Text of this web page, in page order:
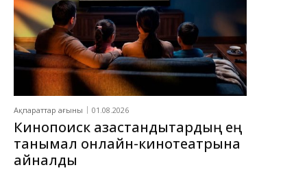
Ақпараттар ағыны 01.08.2026
Кинопоиск қазақстандықтардың ең
танымал онлайн-кинотеатрына
айналды